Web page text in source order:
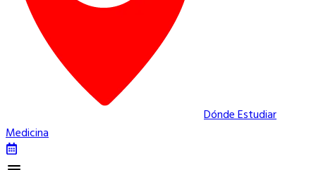
Dónde Estudiar
Medicina